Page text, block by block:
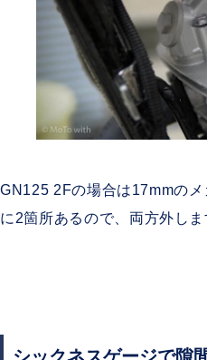
GN125 2Fの場合は17mmの
に2箇所あるので、両方外しま